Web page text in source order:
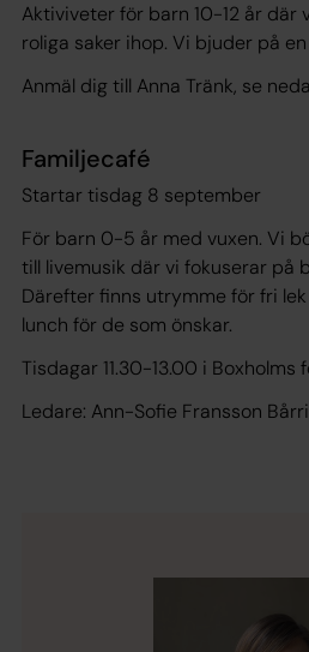
Aktiviveter för barn 10-12 år
roliga saker ihop. Vi bjuder på
Anmäl dig till Anna Tränk, se
Familjecafé
Startar tisdag 8 september
För barn 0-5 år med vuxen. Vi
till livemusik där vi fokuserar på
Därefter finns utrymme för fri
lunch för de som önskar.
Tisdagar 11.30-13.00 i Boxholms
Ledare: Ann-Sofie Fransson